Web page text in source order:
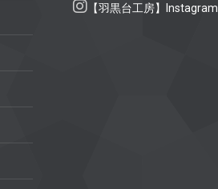
【羽黒台工房】Instagram